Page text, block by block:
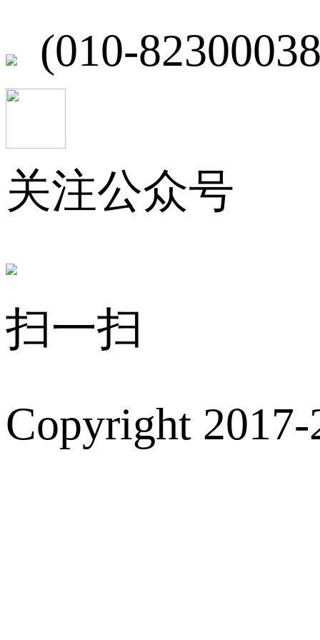
(010-
关注公众号
扫一扫
Copyright